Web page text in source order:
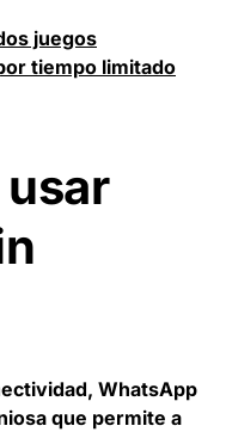
juegos
tiempo limitado
WhatsApp
que permite a